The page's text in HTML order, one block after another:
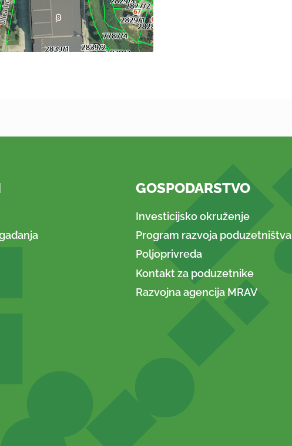
GOSPODARSTVO
Investicijsko okruženje
Program razvoja poduzetništva
Poljoprivreda
Kontakt za poduzetnike
Razvojna agencija MRAV